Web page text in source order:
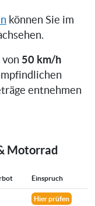
können Sie im
50 km/h
entnehmen
Motorrad
Einspruch
Hier prüfen